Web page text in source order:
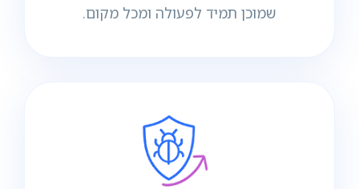
שמוכן תמיד לפעולה ומכל מקום.